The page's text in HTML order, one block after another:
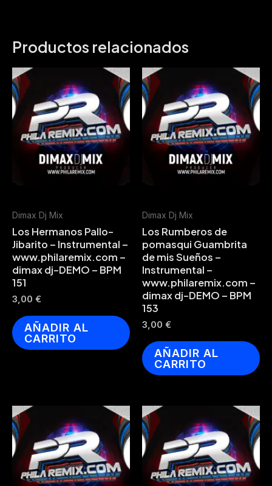
Productos relacionados
Dimax Dj Mix
Los Hermanos Pallo-
Jibarito – Instrumental –
www.philaremix.com –
dimax dj-DEMO – BPM
151
3,00 €
AÑADIR AL
CARRITO
Dimax Dj Mix
Los Rumberos de
pomasqui Guambrita
de mis Sueños –
Instrumental –
www.philaremix.com –
dimax dj-DEMO – BPM
153
3,00 €
AÑADIR AL
CARRITO